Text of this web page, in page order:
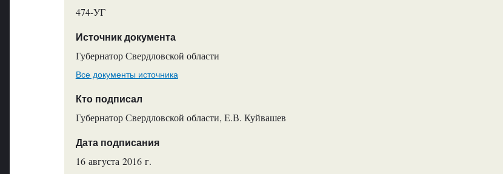
474-УГ
Источник документа
Губернатор Свердловской области
Все документы источника
Кто подписал
Губернатор Свердловской области, Е.В. Куйвашев
Дата подписания
16 августа 2016 г.